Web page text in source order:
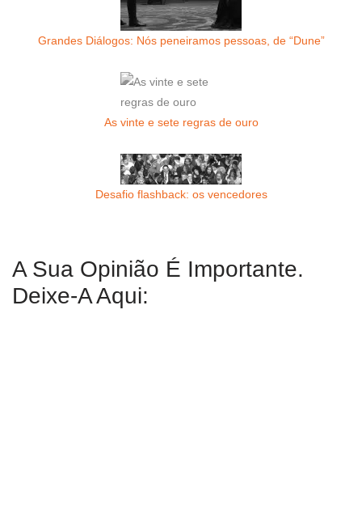
Grandes Diálogos: Nós peneiramos pessoas, de “Dune”
As vinte e sete regras de ouro
Desafio flashback: os vencedores
A Sua Opinião É Importante.
Deixe-A Aqui: